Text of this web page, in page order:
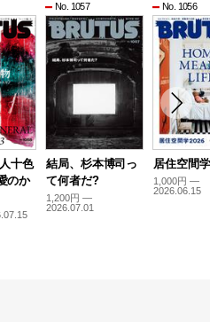
十色
のか
No. 1057
結局、杉本博司っ
て何者だ?
1,200円 —
2026.07.01
No. 1056
居住空間
1,000円 —
2026.06.15